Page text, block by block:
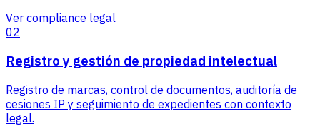
Ver compliance legal
02
Registro y gestión de propiedad intelectual
Registro de marcas, control de documentos, auditoría de
cesiones IP y seguimiento de expedientes con contexto
legal.